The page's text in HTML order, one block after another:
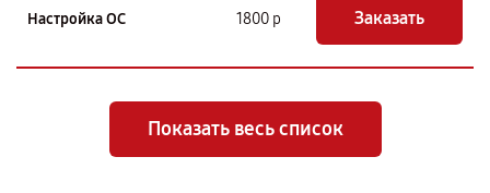
Настройка ОС 1800 р Заказать
Показать весь список